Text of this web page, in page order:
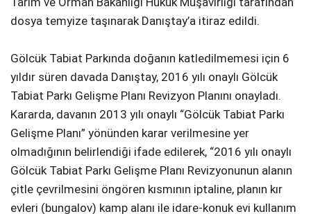
dosya temyize taşınarak Danıştay’a itiraz edildi.
Gölcük Tabiat Parkında doğanın katledilmemesi için 6
yıldır süren davada Danıştay, 2016 yılı onaylı Gölcük
Tabiat Parkı Gelişme Planı Revizyon Planını onayladı.
Kararda, davanın 2013 yılı onaylı “Gölcük Tabiat Parkı
Gelişme Planı” yönünden karar verilmesine yer
olmadığının belirlendiği ifade edilerek, “2016 yılı onaylı
Gölcük Tabiat Parkı Gelişme Planı Revizyonunun alanın
çitle çevrilmesini öngören kısmının iptaline, planın kır
evleri (bungalov) kamp alanı ile idare-konuk evi kullanım